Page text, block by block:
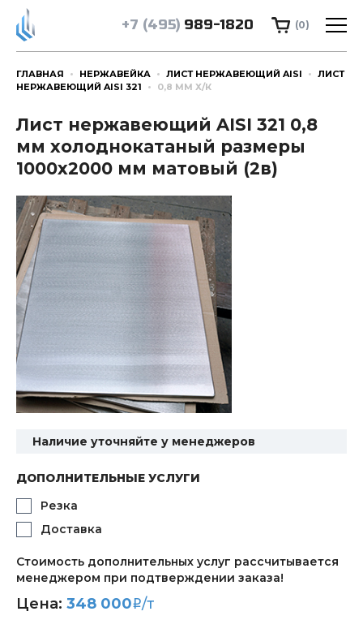
+7 (495) 989-1820 (0)
ГЛАВНАЯ НЕРЖАВЕЙКА ЛИСТ НЕРЖАВЕЮЩИЙ AISI
ЛИСТ
НЕРЖАВЕЮЩИЙ AISI 321
0,8 ММ Х/К
Лист нержавеющий AISI 321 0,8
мм холоднокатаный размеры
1000х2000 мм матовый (2в)
Наличие уточняйте у менеджеров
ДОПОЛНИТЕЛЬНЫЕ УСЛУГИ
Резка
Доставка
Стоимость дополнительных услуг рассчитывается
менеджером при подтверждении заказа!
Цена: 348 000i/т